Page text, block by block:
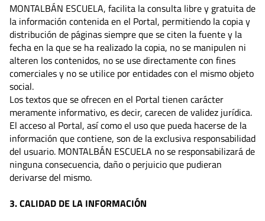
MONTALBÁN ESCUELA, facilita la consulta libre y gratuita de
la información contenida en el Portal, permitiendo la copia y
distribución de páginas siempre que se citen la fuente y la
fecha en la que se ha realizado la copia, no se manipulen ni
alteren los contenidos, no se use directamente con fines
comerciales y no se utilice por entidades con el mismo objeto
social.
Los textos que se ofrecen en el Portal tienen carácter
meramente informativo, es decir, carecen de validez jurídica.
El acceso al Portal, así como el uso que pueda hacerse de la
información que contiene, son de la exclusiva responsabilidad
del usuario. MONTALBÁN ESCUELA no se responsabilizará de
ninguna consecuencia, daño o perjuicio que pudieran
derivarse del mismo.
3. CALIDAD DE LA INFORMACIÓN